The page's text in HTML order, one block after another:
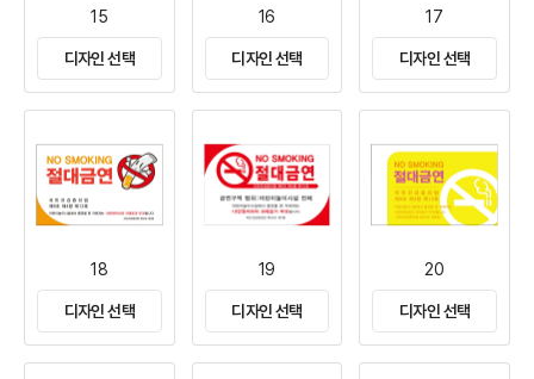
15
디자인 선택
16
디자인 선택
17
디자인 선택
18
디자인 선택
19
디자인 선택
20
디자인 선택